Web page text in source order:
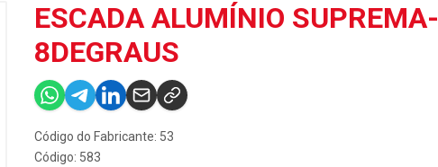
ESCADA ALUMÍNIO SUPREMA-
8DEGRAUS
Código do Fabricante: 53
Código: 583